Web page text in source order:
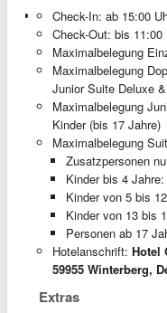
Check-In: ab 15:00
Check-Out: bis 11:00
Maximalbelegung
Maximalbelegung
Junior Suite Deluxe
Maximalbelegung
Kinder (bis 17 Jahre)
Maximalbelegung
Zusatzpersonen
Kinder bis 4
Kinder von 5 bis
Kinder von 13 bis
Personen ab 17
Hotelanschrift: Hotel
59955 Winterberg,
Extras